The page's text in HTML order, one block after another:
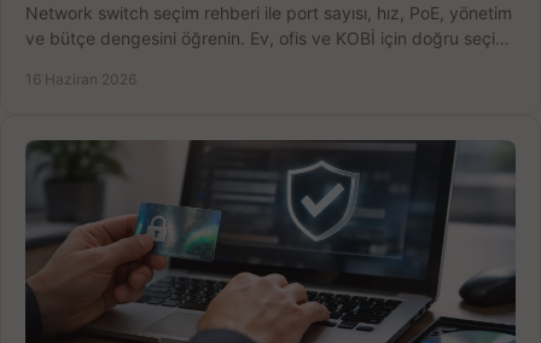
Network switch seçim rehberi ile port sayısı, hız, PoE, yönetim
ve bütçe dengesini öğrenin. Ev, ofis ve KOBİ için doğru seçimi
16 Haziran 2026